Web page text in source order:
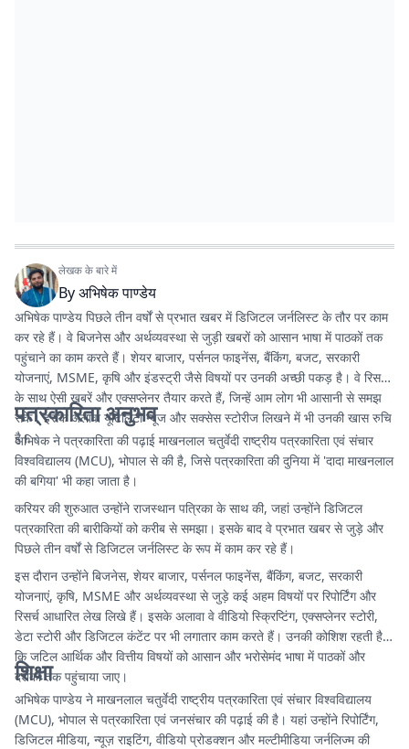
लेखक के बारे में
Byअभिषेक पाण्डेय
अभिषेक पाण्डेय पिछले तीन वर्षों से प्रभात खबर में डिजिटल जर्नलिस्ट के तौर पर काम
कर रहे हैं। वे बिजनेस और अर्थव्यवस्था से जुड़ी खबरों को आसान भाषा में पाठकों तक
पहुंचाने का काम करते हैं। शेयर बाजार, पर्सनल फाइनेंस, बैंकिंग, बजट, सरकारी
योजनाएं, MSME, कृषि और इंडस्ट्री जैसे विषयों पर उनकी अच्छी पकड़ है। वे रिसर्च
के साथ ऐसी खबरें और एक्सप्लेनर तैयार करते हैं, जिन्हें आम लोग भी आसानी से समझ
सकें। इसके अलावा यूटिलिटी न्यूज और सक्सेस स्टोरीज लिखने में भी उनकी खास रुचि
है।
पत्रकारिता अनुभव
अभिषेक ने पत्रकारिता की पढ़ाई माखनलाल चतुर्वेदी राष्ट्रीय पत्रकारिता एवं संचार
विश्वविद्यालय (MCU), भोपाल से की है, जिसे पत्रकारिता की दुनिया में 'दादा माखनलाल
की बगिया' भी कहा जाता है।
करियर की शुरुआत उन्होंने राजस्थान पत्रिका के साथ की, जहां उन्होंने डिजिटल
पत्रकारिता की बारीकियों को करीब से समझा। इसके बाद वे प्रभात खबर से जुड़े और
पिछले तीन वर्षों से डिजिटल जर्नलिस्ट के रूप में काम कर रहे हैं।
इस दौरान उन्होंने बिजनेस, शेयर बाजार, पर्सनल फाइनेंस, बैंकिंग, बजट, सरकारी
योजनाएं, कृषि, MSME और अर्थव्यवस्था से जुड़े कई अहम विषयों पर रिपोर्टिंग और
रिसर्च आधारित लेख लिखे हैं। इसके अलावा वे वीडियो स्क्रिप्टिंग, एक्सप्लेनर स्टोरी,
डेटा स्टोरी और डिजिटल कंटेंट पर भी लगातार काम करते हैं। उनकी कोशिश रहती है
कि जटिल आर्थिक और वित्तीय विषयों को आसान और भरोसेमंद भाषा में पाठकों और
दर्शकों तक पहुंचाया जाए।
शिक्षा
अभिषेक पाण्डेय ने माखनलाल चतुर्वेदी राष्ट्रीय पत्रकारिता एवं संचार विश्वविद्यालय
(MCU), भोपाल से पत्रकारिता एवं जनसंचार की पढ़ाई की है। यहां उन्होंने रिपोर्टिंग,
डिजिटल मीडिया, न्यूज़ राइटिंग, वीडियो प्रोडक्शन और मल्टीमीडिया जर्नलिज्म की